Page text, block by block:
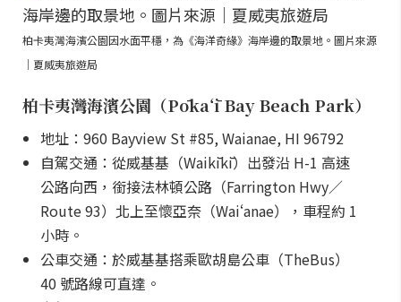
柏卡夷灣海濱公園因水面平穩，為《海洋奇緣》海岸邊的取景地。圖片來源
｜夏威夷旅遊局
柏卡夷灣海濱公園（Pōkaʻī Bay Beach Park）
地址：960 Bayview St #85, Waianae, HI 96792
自駕交通：從威基基（Waikīkī）出發沿 H-1 高速
公路向西，銜接法林頓公路（Farrington Hwy／
Route 93）北上至懷亞奈（Waiʻanae），車程約 1
小時。
公車交通：於威基基搭乘歐胡島公車（TheBus）
40 號路線可直達。